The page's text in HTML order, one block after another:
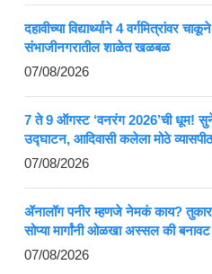
दहावीच्या विद्यार्थ्याने 4 वर्गमित्रांवर
संभाजीनगरातील शाळेत खळबळ
07/08/2026
7 ते 9 ऑगस्ट ‘वनरंग 2026’ची धूम!
उद्घाटन, आदिवासी कलेला मोठे व्यासपीठ
07/08/2026
ॲनालॉग पनीर म्हणजे नेमकं काय?
सोप्या मार्गांनी ओळखा अस्सल की बनावट
07/08/2026